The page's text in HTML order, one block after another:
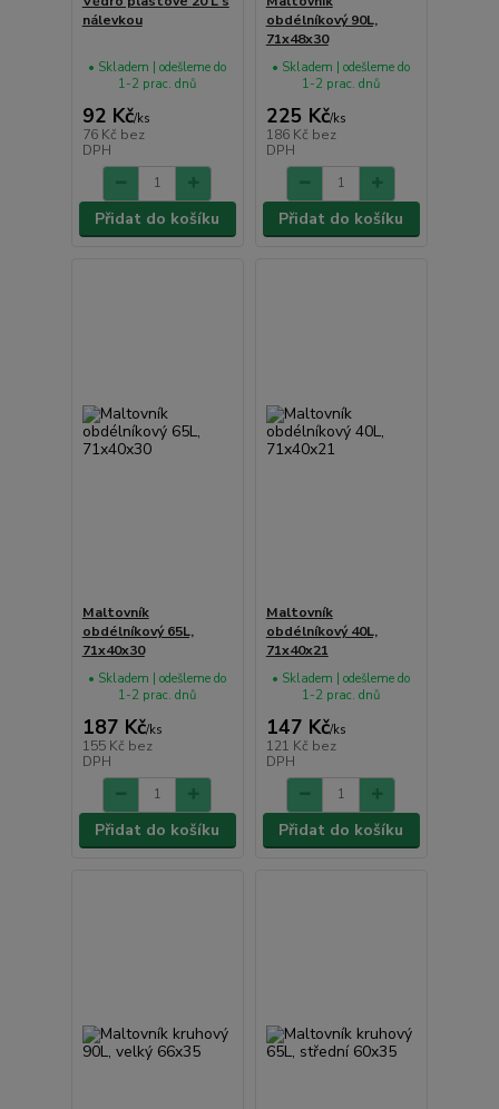
nálevkou
92 Kč/ks
76 Kč bez
DPH
• Skladem | odešleme do
1-2 prac. dnů
Přidat do košíku
obdélníkový 90L,
71x48x30
225 Kč/ks
186 Kč bez
DPH
• Skladem | odešleme do
1-2 prac. dnů
Přidat do košíku
Maltovník
obdélníkový 65L,
71x40x30
187 Kč/ks
155 Kč bez
DPH
• Skladem | odešleme do
1-2 prac. dnů
Přidat do košíku
Maltovník
obdélníkový 40L,
71x40x21
147 Kč/ks
121 Kč bez
DPH
• Skladem | odešleme do
1-2 prac. dnů
Přidat do košíku